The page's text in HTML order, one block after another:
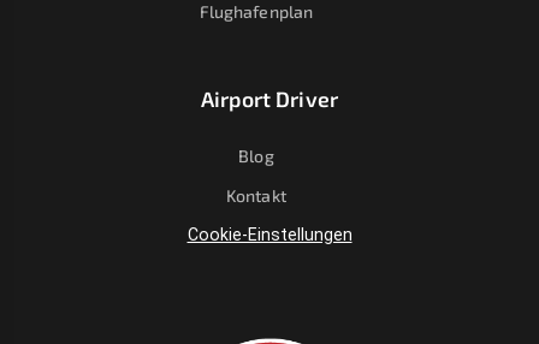
Flughafenplan
Airport Driver
Blog
Kontakt
Cookie-Einstellungen